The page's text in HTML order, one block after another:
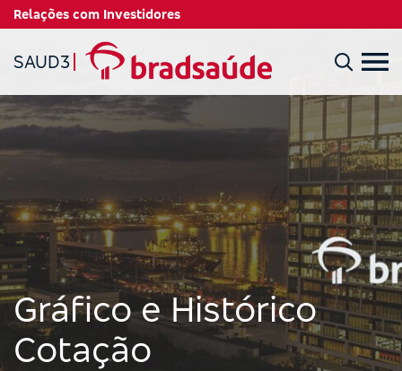
Relações com Investidores
SAUD3
Gráfico e Histórico
Cotação